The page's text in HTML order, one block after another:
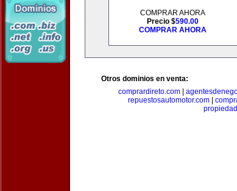
COMPRAR AHORA
Precio $590.00
COMPRAR AHORA
Otros dominios en venta:
comprardireto.com|
repuestosautomotor.com